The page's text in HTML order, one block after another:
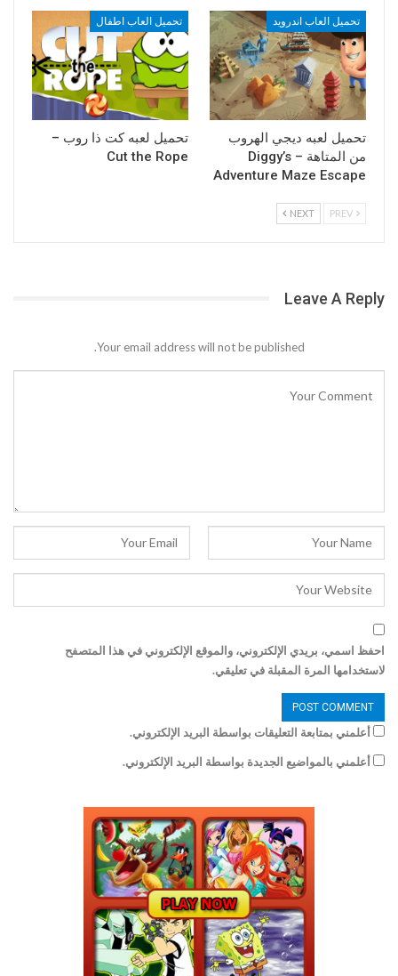
تحميل العاب اندرويد
تحميل لعبه ديجي الهروب
من المتاهة – Diggy’s
Adventure Maze Escape
تحميل العاب اطفال
تحميل لعبه كت ذا روب –
Cut the Rope
NEXT
Leave A Reply
Your email address will not be published.
احفظ اسمي، بريدي الإلكتروني، والموقع الإلكتروني في هذا المتصفح
لاستخدامها المرة المقبلة في تعليقي.
أعلمني بمتابعة التعليقات بواسطة البريد الإلكتروني.
أعلمني بالمواضيع الجديدة بواسطة البريد الإلكتروني.